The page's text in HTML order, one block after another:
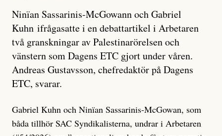
Ninïan Sassarinis-McGowann och Gabriel
Kuhn ifrågasatte i en debattartikel i Arbetaren
två granskningar av Palestinarörelsen och
vänstern som Dagens ETC gjort under våren.
Andreas Gustavsson, chefredaktör på Dagens
ETC, svarar.
Gabriel Kuhn och Ninïan Sassarinis-McGowan, som
båda tillhör SAC Syndikalisterna, undrar i Arbetaren